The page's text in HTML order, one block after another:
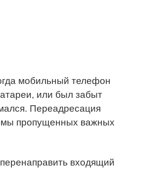
мобильный телефон
или был забыт
Переадресация
пропущенных важных
входящий